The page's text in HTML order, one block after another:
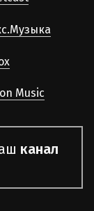
Music
канал